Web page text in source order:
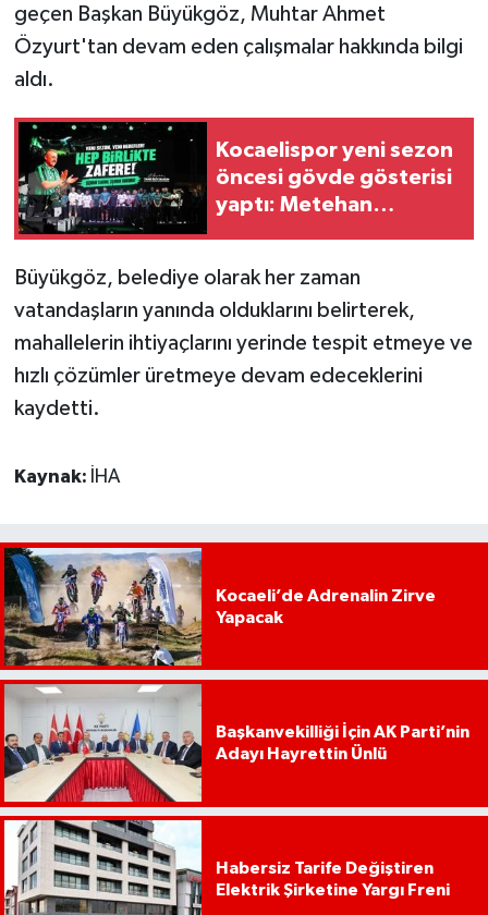
geçen Başkan Büyükgöz, Muhtar Ahmet
Özyurt'tan devam eden çalışmalar hakkında bilgi
aldı.
Kocaelispor yeni sezon
öncesi gövde gösterisi
yaptı: Metehan
Büyükgöz, belediye olarak her zaman
vatandaşların yanında olduklarını belirterek,
mahallelerin ihtiyaçlarını yerinde tespit etmeye ve
hızlı çözümler üretmeye devam edeceklerini
kaydetti.
Kaynak: İHA
Kocaeli’de Adrenalin Zirve
Yapacak
Başkanvekilliği İçin AK Parti’nin
Adayı Hayrettin Ünlü
Habersiz Tarife Değiştiren
Elektrik Şirketine Yargı Freni